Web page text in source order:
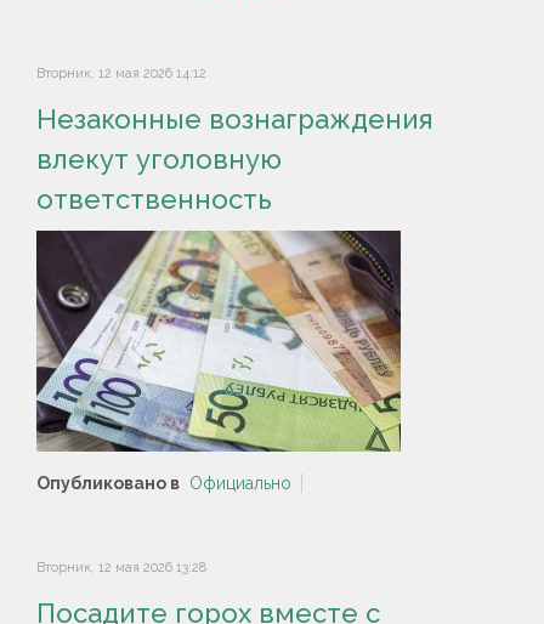
Вторник, 12 мая 2026 14:12
Незаконные вознаграждения
влекут уголовную
ответственность
Опубликовано в Официально
Вторник, 12 мая 2026 13:28
Посадите горох вместе с